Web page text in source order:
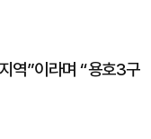
역”이라며 “용호3구